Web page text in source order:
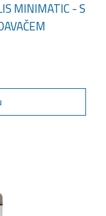
MINIMATIC - S